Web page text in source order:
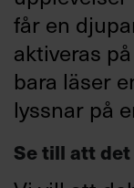
får en
aktiveras
bara läser
lyssnar på
Se till att